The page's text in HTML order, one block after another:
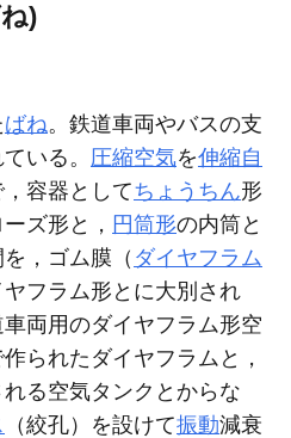
)
ばね。鉄道車両やバスの支
いる。 圧縮空気を伸縮自
容器としてちょうちん形
ズ形と， 円筒形の内筒と
，ゴム膜（ ダイヤフラム
フラム形とに大別され
両用のダイヤフラム形空
られたダイヤフラムと，
る空気タンクとからな
（絞孔）を設けて振動減衰